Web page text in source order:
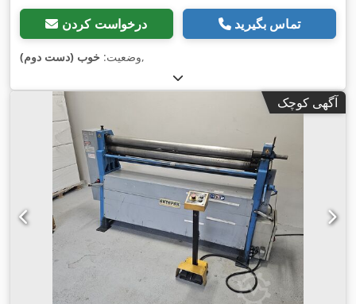
درخواست کردن تماس بگیرید
وضعیت: خوب (دست دوم) ,
آگهی کوچک